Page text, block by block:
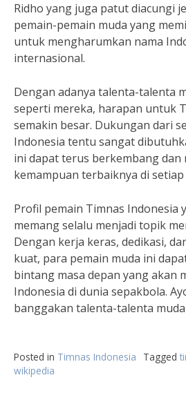
Ridho yang juga patut diacungi
pemain-pemain muda yang
untuk mengharumkan nama
internasional.
Dengan adanya talenta-talenta
seperti mereka, harapan untuk
semakin besar. Dukungan dari
Indonesia tentu sangat
ini dapat terus berkembang dan
kemampuan terbaiknya di
Profil pemain Timnas Indonesia
memang selalu menjadi topik
Dengan kerja keras, dedikasi,
kuat, para pemain muda ini
bintang masa depan yang akan
Indonesia di dunia sepakbola.
banggakan talenta-talenta
Posted in Timnas Indonesia Tagged
wikipedia